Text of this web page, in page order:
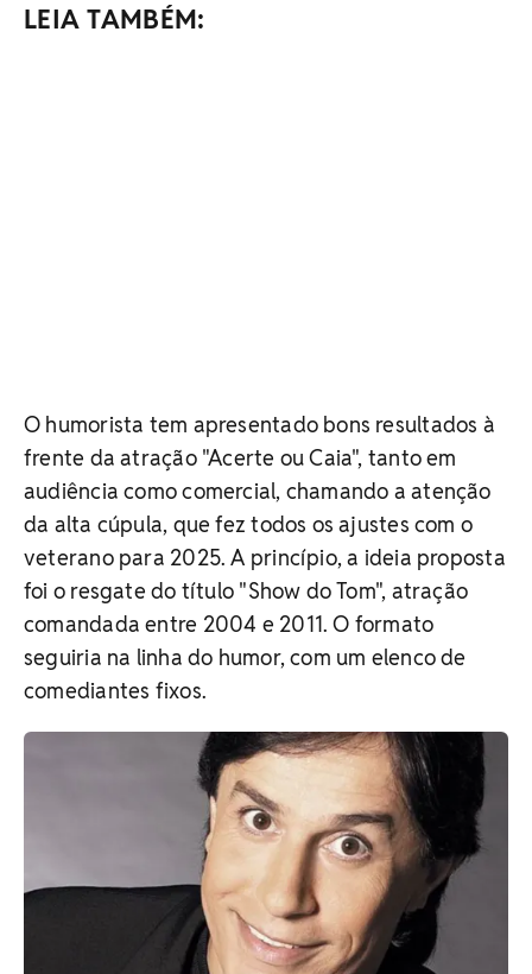
LEIA TAMBÉM:
O humorista tem apresentado bons resultados à
frente da atração "Acerte ou Caia", tanto em
audiência como comercial, chamando a atenção
da alta cúpula, que fez todos os ajustes com o
veterano para 2025. A princípio, a ideia proposta
foi o resgate do título "Show do Tom", atração
comandada entre 2004 e 2011. O formato
seguiria na linha do humor, com um elenco de
comediantes fixos.